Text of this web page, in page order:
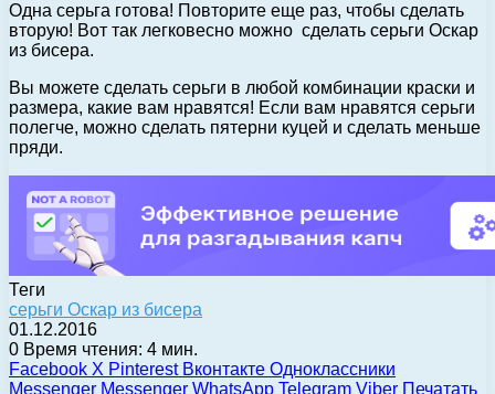
Одна серьга готова! Повторите еще раз, чтобы сделать
вторую! Вот так легковесно можно сделать серьги Оскар
из бисера.
Вы можете сделать серьги в любой комбинации краски и
размера, какие вам нравятся! Если вам нравятся серьги
полегче, можно сделать пятерни куцей и сделать меньше
пряди.
Теги
серьги Оскар из бисера
01.12.2016
0 Время чтения: 4 мин.
Facebook X Pinterest Вконтакте Одноклассники
Messenger Messenger WhatsApp Telegram Viber Печатать